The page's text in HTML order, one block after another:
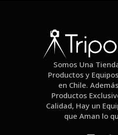
Somos Una
Productos y
en Chile.
Productos
Calidad, Hay un
que Aman lo